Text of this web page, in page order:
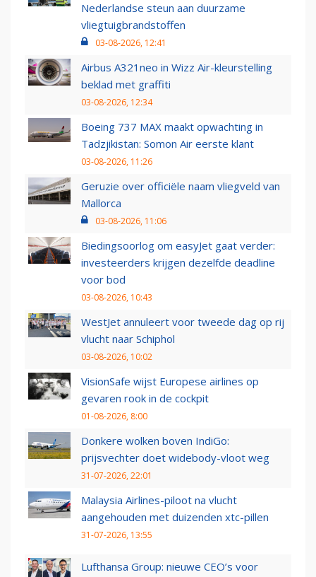
Nederlandse steun aan duurzame
vliegtuigbrandstoffen
03-08-2026, 12:41
Airbus A321neo in Wizz Air-kleurstelling
beklad met graffiti
03-08-2026, 12:34
Boeing 737 MAX maakt opwachting in
Tadzjikistan: Somon Air eerste klant
03-08-2026, 11:26
Geruzie over officiële naam vliegveld van
Mallorca
03-08-2026, 11:06
Biedingsoorlog om easyJet gaat verder:
investeerders krijgen dezelfde deadline
voor bod
03-08-2026, 10:43
WestJet annuleert voor tweede dag op rij
vlucht naar Schiphol
03-08-2026, 10:02
VisionSafe wijst Europese airlines op
gevaren rook in de cockpit
01-08-2026, 8:00
Donkere wolken boven IndiGo:
prijsvechter doet widebody-vloot weg
31-07-2026, 22:01
Malaysia Airlines-piloot na vlucht
aangehouden met duizenden xtc-pillen
31-07-2026, 13:55
Lufthansa Group: nieuwe CEO’s voor